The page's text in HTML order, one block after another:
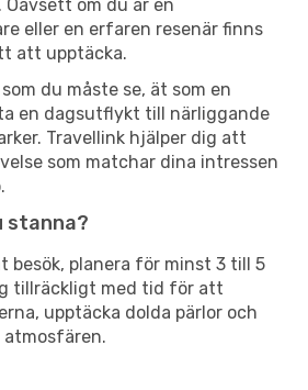
om du är en
eller en erfaren resenär finns
att upptäcka.
du måste se, ät som en
en dagsutflykt till närliggande
Travellink hjälper dig att
som matchar dina intressen
stanna?
besök, planera för minst 3 till 5
tillräckligt med tid för att
upptäcka dolda pärlor och
atmosfären.